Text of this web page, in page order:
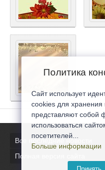
Все последние новости
Полная версия сайта
Политика
Сайт использует
cookies для
представляют собой
использоваться
посетителей...
Больше информации